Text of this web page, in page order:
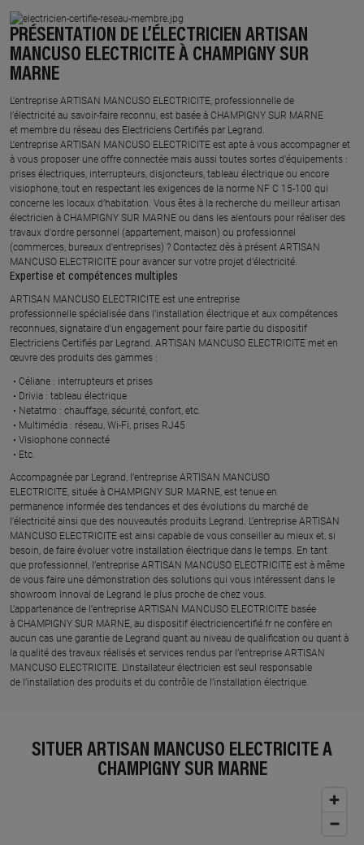
PRÉSENTATION DE L’ÉLECTRICIEN ARTISAN
MANCUSO ELECTRICITE À CHAMPIGNY SUR
MARNE
L’entreprise ARTISAN MANCUSO ELECTRICITE, professionnelle de
l’électricité au savoir-faire reconnu, est basée à CHAMPIGNY SUR MARNE
et membre du réseau des Electriciens Certifiés par Legrand.​
L’entreprise ARTISAN MANCUSO ELECTRICITE est apte à vous accompagner et
à vous proposer une offre connectée mais aussi toutes sortes d'équipements :
prises électriques, interrupteurs, disjoncteurs, tableau électrique ou encore
visiophone, tout en respectant les exigences de la norme NF C 15-100 qui
concerne les locaux d’habitation. Vous êtes à la recherche du meilleur artisan
électricien à CHAMPIGNY SUR MARNE ou dans les alentours pour réaliser des
travaux d'ordre personnel (appartement, maison) ou professionnel
(commerces, bureaux d'entreprises) ? Contactez dès à présent ARTISAN
MANCUSO ELECTRICITE pour avancer sur votre projet d’électricité.
Expertise et compétences multiples​
​ARTISAN MANCUSO ELECTRICITE est une entreprise
professionnelle spécialisée dans l’installation électrique et aux compétences
reconnues, ​signataire d'un engagement pour faire partie du dispositif
Electriciens Certifiés par Legrand​. ARTISAN MANCUSO ELECTRICITE met en
œuvre des produits des gammes : ​
Céliane : interrupteurs et prises ​
Drivia : tableau électrique ​
Netatmo : chauffage, sécurité, confort, etc.​
Multimédia : réseau, Wi-Fi, prises RJ45​
Visiophone connecté​
Etc.​
​Accompagnée par Legrand, l’entreprise ARTISAN MANCUSO
ELECTRICITE, située à CHAMPIGNY SUR MARNE, est tenue en
permanence informée des tendances et des évolutions du marché de
l'électricité ainsi que des nouveautés produits Legrand. L’entreprise ARTISAN
MANCUSO ELECTRICITE est ainsi capable de vous conseiller au mieux et, si
besoin, de faire évoluer votre installation électrique dans le temps. En tant
que professionnel, l’entreprise ARTISAN MANCUSO ELECTRICITE est à même
de vous faire une démonstration des solutions qui vous intéressent dans le
showroom Innoval de Legrand le plus proche de chez vous.​
L’appartenance de l’entreprise ARTISAN MANCUSO ELECTRICITE basée
à CHAMPIGNY SUR MARNE, au dispositif électriciencertifié.fr ne confère en
aucun cas une garantie de Legrand quant au niveau de qualification ou quant à
la qualité des travaux réalisés et services rendus par l’entreprise ARTISAN
MANCUSO ELECTRICITE. L’installateur électricien est seul responsable
de l’installation des produits et du contrôle de l’installation électrique.
SITUER ARTISAN MANCUSO ELECTRICITE À
CHAMPIGNY SUR MARNE